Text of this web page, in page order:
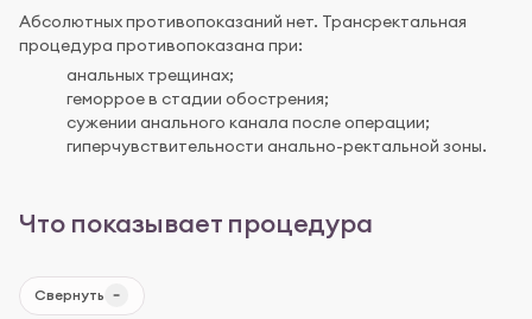
Абсолютных противопоказаний нет. Трансректальная
процедура противопоказана при:
анальных трещинах;
геморрое в стадии обострения;
сужении анального канала после операции;
гиперчувствительности анально-ректальной зоны.
Что показывает процедура
Свернуть